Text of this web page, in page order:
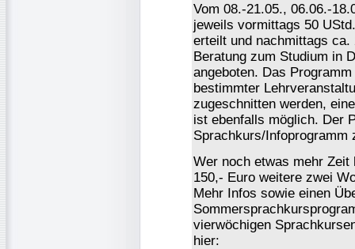
Vom 08.-21.05., 06.06.-
jeweils vormittags 50
erteilt und nachmittags
Beratung zum Studium in
angeboten. Das
bestimmter
zugeschnitten werden,
ist ebenfalls möglich. Der
Sprachkurs/Infoprogramm
Wer noch etwas mehr
150,- Euro weitere zwei
Mehr Infos sowie einen
vierwöchigen
hier: